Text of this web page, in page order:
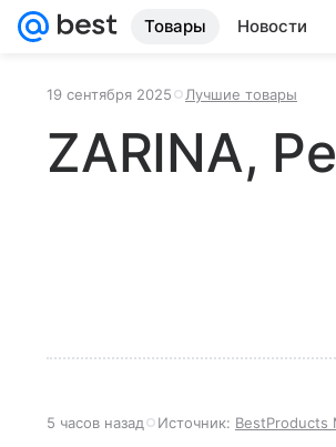
Товары Новости
19 сентября 2025 Лучшие товары
ZARINA,
5 часов назад Источник: BestProducts